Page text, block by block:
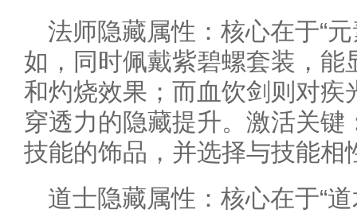
法师隐藏属性：核心在于“
如，同时佩戴紫碧螺套装，能
和灼烧效果；而血饮剑则对疾
穿透力的隐藏提升。激活关
技能的饰品，并选择与技能相
道士隐藏属性：核心在于“